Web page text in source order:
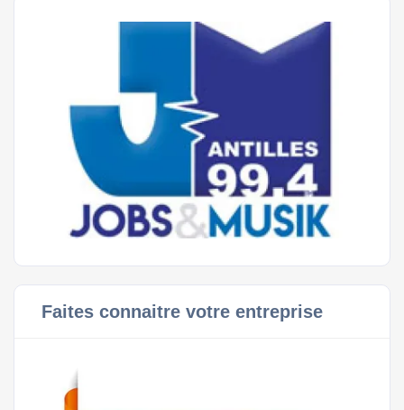
Faites connaitre votre entreprise